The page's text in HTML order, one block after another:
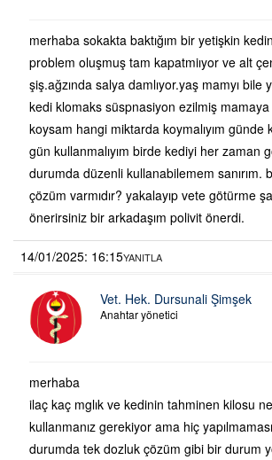
merhaba sokakta baktığım bir yetişkin
problem oluşmuş tam kapatmiıyor ve alt
şiş.ağzında salya damlıyor.yaş mamyı bile
kedi klomaks süspnasiyon ezilmiş
koysam hangi miktarda koymalıyım günde
gün kullanmalıyım birde kediyi her zaman
durumda düzenli kullanabilemem sanırım.
çözüm varmıdır? yakalayıp vete götürme
önerirsiniz bir arkadaşım polivit önerdi.
14/01/2025: 16:15YANITLA
Vet. Hek. Dursunali Şimşek
Anahtar yönetici
merhaba
ilaç kaç mglık ve kedinin tahminen kilosu
kullanmanız gerekiyor ama hiç
durumda tek dozluk çözüm gibi bir durum